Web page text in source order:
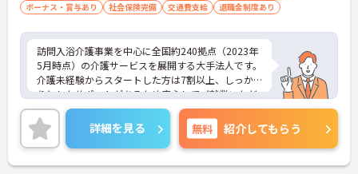
ボーナス・賞与あり
社会保険完備 交通費支給 退職金制度あり
訪問入浴介護事業を中心に全国約240拠点（2023年
5月時点）の介護サービスを展開する大手法人です。
介護未経験からスタートした方は7割以上、しっか
りとしたサポートがあるため安心してご就業いただ
けます。お風呂に入れなくて困っている方に、手を
差し伸べてあげられるとてもやりがいのあるお仕事
です。夜勤なし、完全週休二日制、希望休制度もあ
り、プライベートとの両立もしやすい環境です。ご
興味ある方には、面接対策ポイントなど、さらに詳
詳細を見る 無料 紹介してもらう